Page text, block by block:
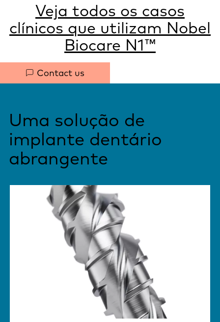
Veja todos os casos
clínicos que utilizam Nobel
Biocare N1™
Quick
links
Contact us
Uma solução de
implante dentário
abrangente